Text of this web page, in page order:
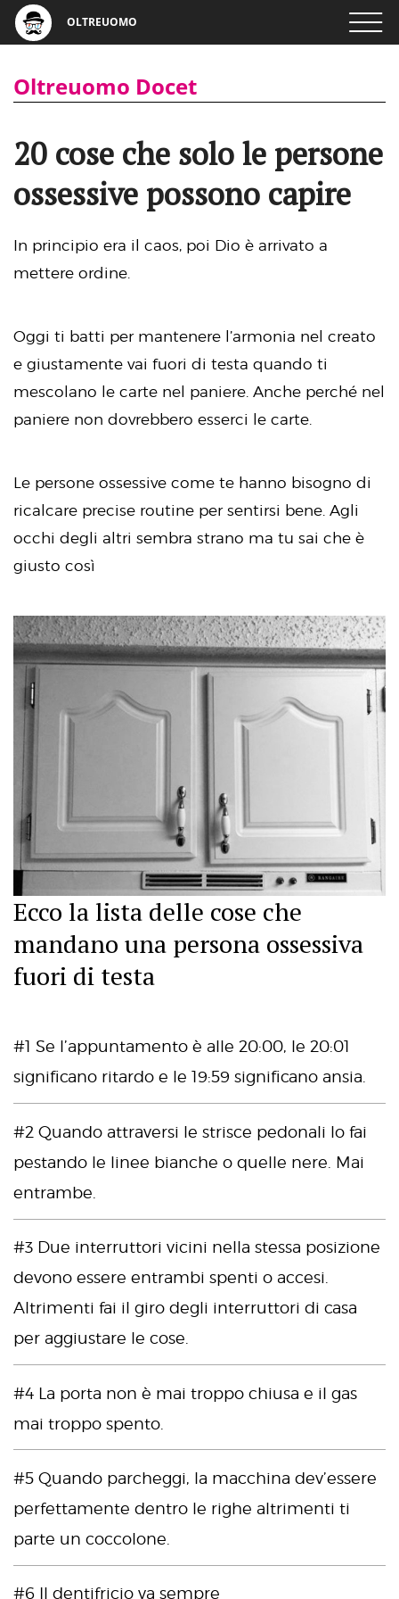
OLTREUOMO
Oltreuomo Docet
20 cose che solo le persone
ossessive possono capire
In principio era il caos, poi Dio è arrivato a
mettere ordine.
Oggi ti batti per mantenere l’armonia nel creato
e giustamente vai fuori di testa quando ti
mescolano le carte nel paniere. Anche perché nel
paniere non dovrebbero esserci le carte.
Le persone ossessive come te hanno bisogno di
ricalcare precise routine per sentirsi bene. Agli
occhi degli altri sembra strano ma tu sai che è
giusto così
Ecco la lista delle cose che
mandano una persona ossessiva
fuori di testa
#1 Se l’appuntamento è alle 20:00, le 20:01
significano ritardo e le 19:59 significano ansia.
#2 Quando attraversi le strisce pedonali lo fai
pestando le linee bianche o quelle nere. Mai
entrambe.
#3 Due interruttori vicini nella stessa posizione
devono essere entrambi spenti o accesi.
Altrimenti fai il giro degli interruttori di casa
per aggiustare le cose.
#4 La porta non è mai troppo chiusa e il gas
mai troppo spento.
#5 Quando parcheggi, la macchina dev’essere
perfettamente dentro le righe altrimenti ti
parte un coccolone.
#6 Il dentifricio va sempre